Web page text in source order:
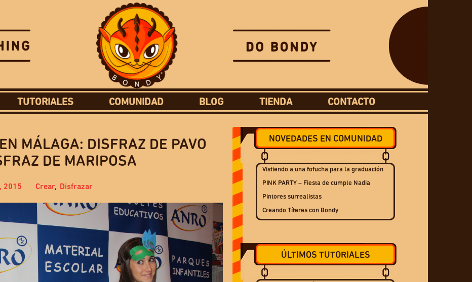
TUTORIALES COMUNIDAD BLOG TIENDA CONTACTO
MÁLAGA: DISFRAZ DE PAVO
DE MARIPOSA
2015 Crear, Disfrazar
NOVEDADES EN COMUNIDAD
Vistiendo a una fofucha para la graduación
PINK PARTY – Fiesta de cumple Nadia
Pintores surrealistas
Creando Títeres con Bondy
ÚLTIMOS TUTORIALES